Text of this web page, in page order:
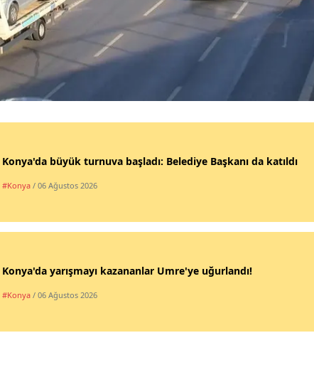
Muş
Nevşehir
Ordu
Sakarya
Siirt
Sivas
Konya'da büyük turnuva başladı: Belediye Başkanı da katıldı
#Konya / 06 Ağustos 2026
Konya'da yarışmayı kazananlar Umre'ye uğurlandı!
#Konya / 06 Ağustos 2026